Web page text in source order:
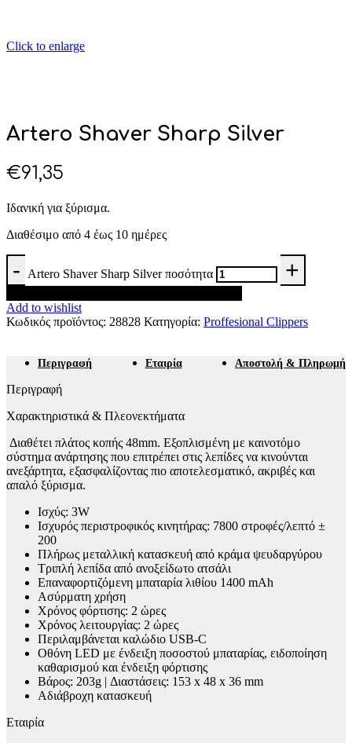
Click to enlarge
Artero Shaver Sharp Silver
€91,35
Ιδανική για ξύρισμα.
Διαθέσιμο από 4 έως 10 ημέρες
Artero Shaver Sharp Silver ποσότητα
Add to wishlist
Κωδικός προϊόντος: 28828 Κατηγορία: Proffesional Clippers
Περιγραφή Εταιρία Αποστολή & Πληρωμή
Περιγραφή
Χαρακτηριστικά & Πλεονεκτήματα
Διαθέτει πλάτος κοπής 48mm. Εξοπλισμένη με καινοτόμο
σύστημα ανάρτησης που επιτρέπει στις λεπίδες να κινούνται
ανεξάρτητα, εξασφαλίζοντας πιο αποτελεσματικό, ακριβές και
απαλό ξύρισμα.
Ισχύς: 3W
Ισχυρός περιστροφικός κινητήρας: 7800 στροφές/λεπτό ±
200
Πλήρως μεταλλική κατασκευή από κράμα ψευδαργύρου
Τριπλή λεπίδα από ανοξείδωτο ατσάλι
Επαναφορτιζόμενη μπαταρία λιθίου 1400 mAh
Ασύρματη χρήση
Χρόνος φόρτισης: 2 ώρες
Χρόνος λειτουργίας: 2 ώρες
Περιλαμβάνεται καλώδιο USB-C
Οθόνη LED με ένδειξη ποσοστού μπαταρίας, ειδοποίηση
καθαρισμού και ένδειξη φόρτισης
Βάρος: 203g | Διαστάσεις: 153 x 48 x 36 mm
Αδιάβροχη κατασκευή
Εταιρία